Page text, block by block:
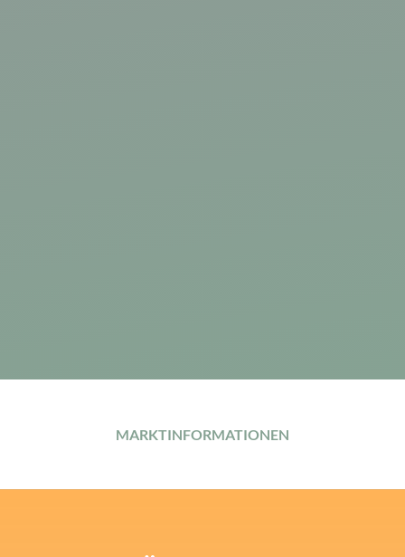
MARKTINFORMATIONEN